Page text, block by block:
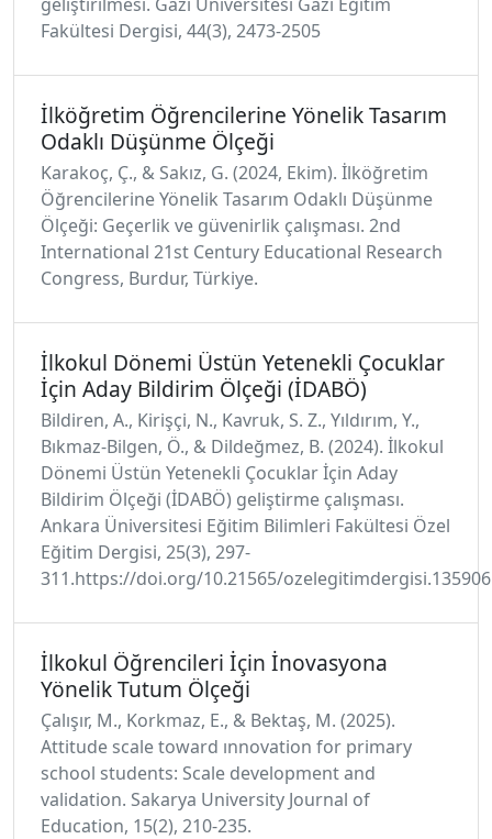
Fakültesi Dergisi, 44(3), 2473-2505
İlköğretim Öğrencilerine Yönelik Tasarım
Odaklı Düşünme Ölçeği
Karakoç, Ç., & Sakız, G. (2024, Ekim). İlköğretim
Öğrencilerine Yönelik Tasarım Odaklı Düşünme
Ölçeği: Geçerlik ve güvenirlik çalışması. 2nd
International 21st Century Educational Research
Congress, Burdur, Türkiye.
İlkokul Dönemi Üstün Yetenekli Çocuklar
İçin Aday Bildirim Ölçeği (İDABÖ)
Bildiren, A., Kirişçi, N., Kavruk, S. Z., Yıldırım, Y.,
Bıkmaz-Bilgen, Ö., & Dildeğmez, B. (2024). İlkokul
Dönemi Üstün Yetenekli Çocuklar İçin Aday
Bildirim Ölçeği (İDABÖ) geliştirme çalışması.
Ankara Üniversitesi Eğitim Bilimleri Fakültesi Özel
Eğitim Dergisi, 25(3), 297-
311.https://doi.org/10.21565/
İlkokul Öğrencileri İçin İnovasyona
Yönelik Tutum Ölçeği
Çalışır, M., Korkmaz, E., & Bektaş, M. (2025).
Attitude scale toward ınnovation for primary
school students: Scale development and
validation. Sakarya University Journal of
Education, 15(2), 210-235.